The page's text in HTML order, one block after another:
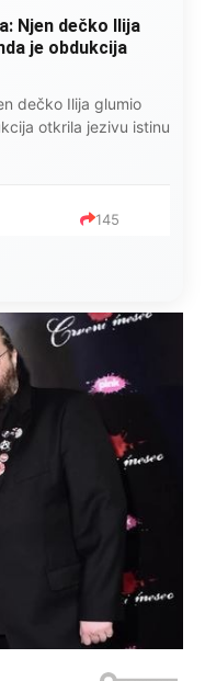
Njen dečko Ilija
je obdukcija
dečko Ilija glumio
otkrila jezivu istinu
145